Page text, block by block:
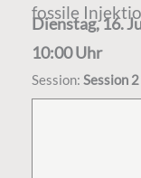
fossile
Dienstag, 16.
10:00 Uhr
Session: Session 2